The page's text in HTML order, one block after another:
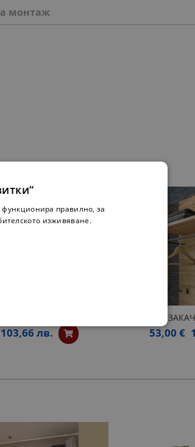
монтаж
103,66 лв. 53,00 €
функционира правилно, за
изживяване.